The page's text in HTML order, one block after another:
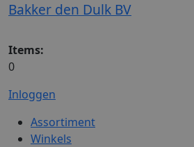
Bakker den Dulk BV
Items:
0
Inloggen
Assortiment
Winkels